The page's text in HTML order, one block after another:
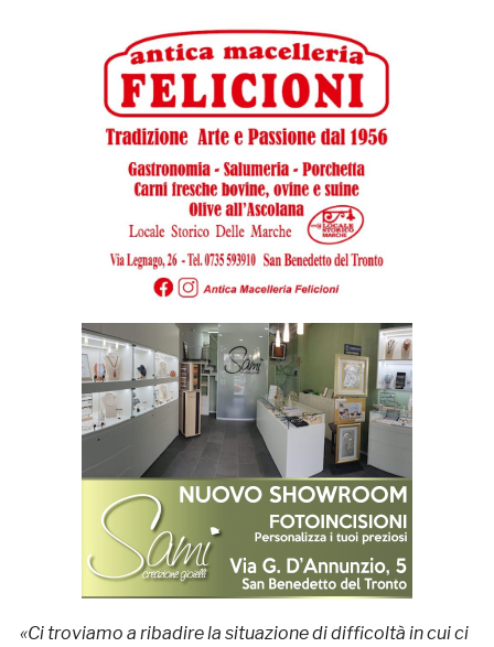
«Ci troviamo a ribadire la situazione di difficoltà in cui ci